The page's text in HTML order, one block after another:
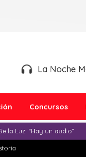
La Noche
Concursos
Luz: “Hay un audio”